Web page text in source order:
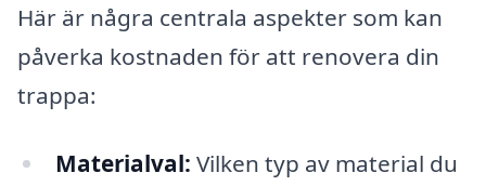
Här är några centrala aspekter som kan
påverka kostnaden för att renovera din
trappa:
Materialval: Vilken typ av material du